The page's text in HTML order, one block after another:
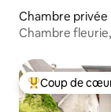
Chambre privée
Chambre
Coup de cœur
Coup de